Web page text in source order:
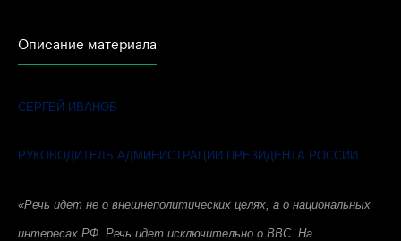
Описание материала
СЕРГЕЙ ИВАНОВ
РУКОВОДИТЕЛЬ АДМИНИСТРАЦИИ ПРЕЗИДЕНТА РОССИИ
«Речь идет не о внешнеполитических целях, а о национальных
интересах РФ. Речь идет исключительно о ВВС. На